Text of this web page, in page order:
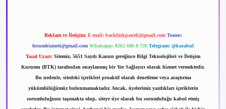
Reklam ve İletişim: E-mail: backlinkpaneli@gmail.com Teams:
forumhizmeti@gmail.com Whatsapp: 0262 606 0 726 Telegram: @karabul
Yasal Uyarı: Sitemiz, 5651 Sayılı Kanun gereğince Bilgi Teknolojileri ve İletişim
Kurumu (BTK) tarafından onaylanmış bir Yer Sağlayıcı olarak hizmet vermektedir.
Bu nedenle, sitedeki içerikleri proaktif olarak denetleme veya araştırma
yükümlülüğümüz bulunmamaktadır. Ancak, üyelerimiz yazdıkları içeriklerin
sorumluluğunu taşımakta olup, siteye üye olarak bu sorumluluğu kabul etmiş